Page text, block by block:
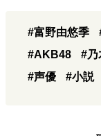
#富野由悠季
#AKB48
#乃
#声優
#小説